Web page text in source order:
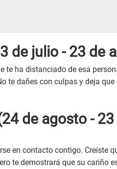
de julio - 23 de
te ha distanciado de esa
te dañes con culpas y deja
de agosto -
en contacto contigo. Creíste
te demostrará que su cariño